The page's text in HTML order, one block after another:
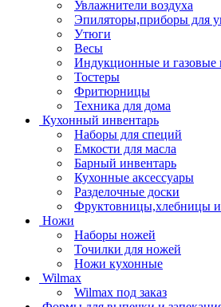
Увлажнители воздуха
Эпиляторы,приборы для
Утюги
Весы
Индукционные и газовые
Тостеры
Фритюрницы
Техника для дома
Кухонный инвентарь
Наборы для специй
Емкости для масла
Барный инвентарь
Кухонные аксессуары
Разделочные доски
Фруктовницы,хлебницы
Ножи
Наборы ножей
Точилки для ножей
Ножи кухонные
Wilmax
Wilmax под заказ